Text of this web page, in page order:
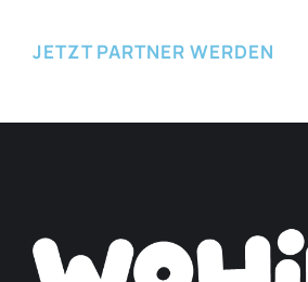
JETZT PARTNER WERDEN